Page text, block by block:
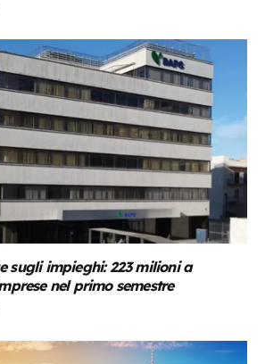
sugli impieghi: 223 milioni a
nel primo semestre